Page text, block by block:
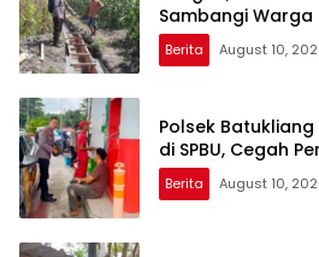
Sambangi Warga
Pertanian
Berita August 10,
Polsek
di SPBU, Cegah
Berita August 10,